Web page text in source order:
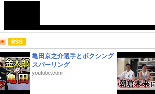
亀田京之介選手とボクシング
スパーリング
youtube.com